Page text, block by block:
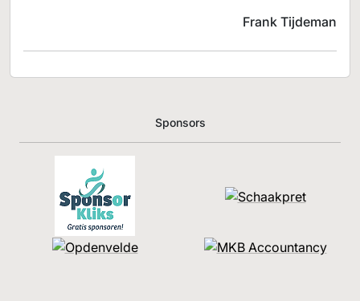
Frank Tijdeman
Sponsors